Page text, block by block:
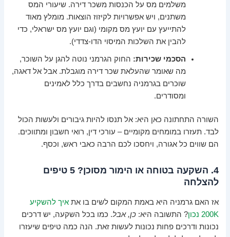
משלמים מס על הכנסות משכר דירה. שיעורי המס
משתנים, ויש אפשרויות לקיזוז הוצאות. מומלץ מאוד
להתייעץ עם יועץ מס מקומי (וגם יועץ מס ישראלי, כדי
להבין את השלכות המיסוי הדו-צדדי).
הסכמי שכירות: החוק הגרמני נוטה להגן על השוכר,
מה שאומר שהעלאת שכר דירה מוגבלת. אבל אל דאגה,
שוכרים בגרמניה נחשבים בדרך כלל לאמינים
ומסודרים.
השורה התחתונה כאן היא: אל תנסו להיות גיבורים ולעשות הכול
לבד. תעזרו במומחים מקומיים – עורכי דין, רואי חשבון ומתווכים.
הם שווים כל אגורה, ויחסכו לכם הרבה כאבי ראש, וכסף.
4. השקעה בטוחה או הימור מסוכן? 5 טיפים
להצלחה
אז האם גרמניה היא באמת המקום לשים בו אתאיך להשקיע
200K נכון
? התשובה היא:כן, אבל. כמו בכל השקעה, יש דרכים
נכונות ודרכים פחות נכונות לעשות זאת. הנה כמה טיפים שיעזרו